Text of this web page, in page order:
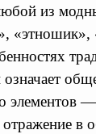
из
элементов
в